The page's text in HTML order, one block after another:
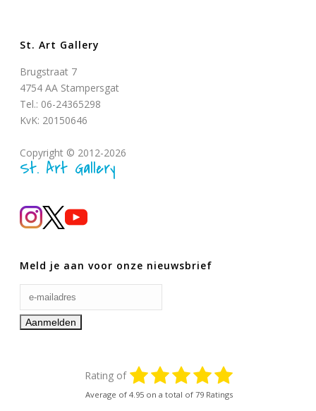
St. Art Gallery
Brugstraat 7
4754 AA Stampersgat
Tel.: 06-24365298
KvK: 20150646
Copyright © 2012-2026
St. Art Gallery
Meld je aan voor onze nieuwsbrief
Rating of
Average of 4.95 on a total of 79 Ratings